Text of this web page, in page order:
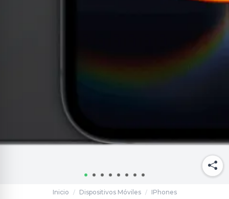
Inicio / Dispositivos Móviles / IPhones